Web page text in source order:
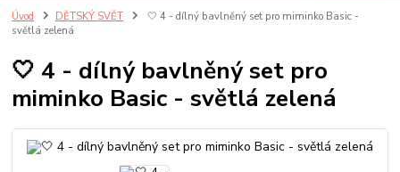
Úvod DĚTSKÝ SVĚT
🤍 4 - dílný bavlněný set pro miminko Basic -
světlá zelená
🤍 4 - dílný bavlněný set pro
miminko Basic - světlá zelená